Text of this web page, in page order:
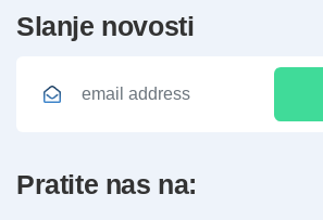
slanje novosti
pratite nas na: